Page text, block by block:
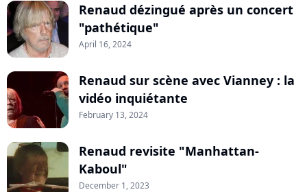
Renaud dézingué après un concert
"pathétique"
April 16, 2024
Renaud sur scène avec Vianney : la
vidéo inquiétante
February 13, 2024
Renaud revisite "Manhattan-
Kaboul"
December 1, 2023